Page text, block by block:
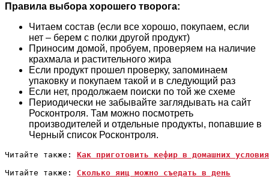
Правила выбора хорошего творога:
Читаем состав (если все хорошо, покупаем, если
нет – берем с полки другой продукт)
Приносим домой, пробуем, проверяем на наличие
крахмала и растительного жира
Если продукт прошел проверку, запоминаем
упаковку и покупаем такой и в следующий раз
Если нет, продолжаем поиски по той же схеме
Периодически не забывайте заглядывать на сайт
Росконтроля. Там можно посмотреть
производителей и отдельные продукты, попавшие в
Черный список Росконтроля.
Читайте также: Как приготовить кефир в домашних
Читайте также: Сколько яиц можно съедать в день